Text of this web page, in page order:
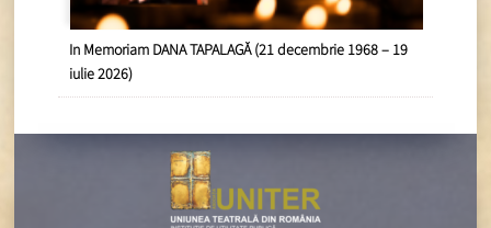
In Memoriam DANA TAPALAGĂ (21 decembrie 1968 – 19
iulie 2026)